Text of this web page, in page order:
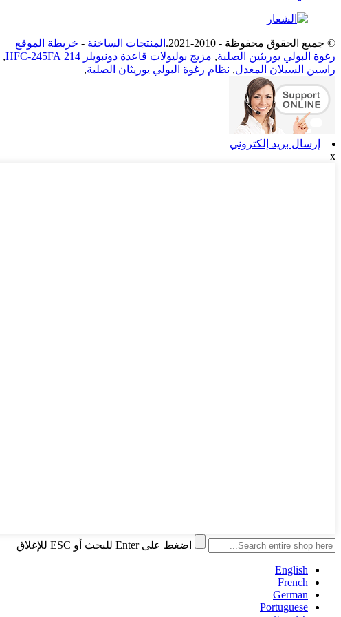
© جميع الحقوق محفوظة - 2010-2021. المنتجات الساخنة - خريطة الموقع
رغوة البولي يوريثين الصلبة, مزيج بوليولات قاعدة دونبويلر 214 HFC-245FA ,
راسين السيلان المعدل, نظام رغوة البولي يوريثان الصلبة,
إرسال بريد إلكتروني
x
اضغط على Enter للبحث أو ESC للإغلاق
English
French
German
Portuguese